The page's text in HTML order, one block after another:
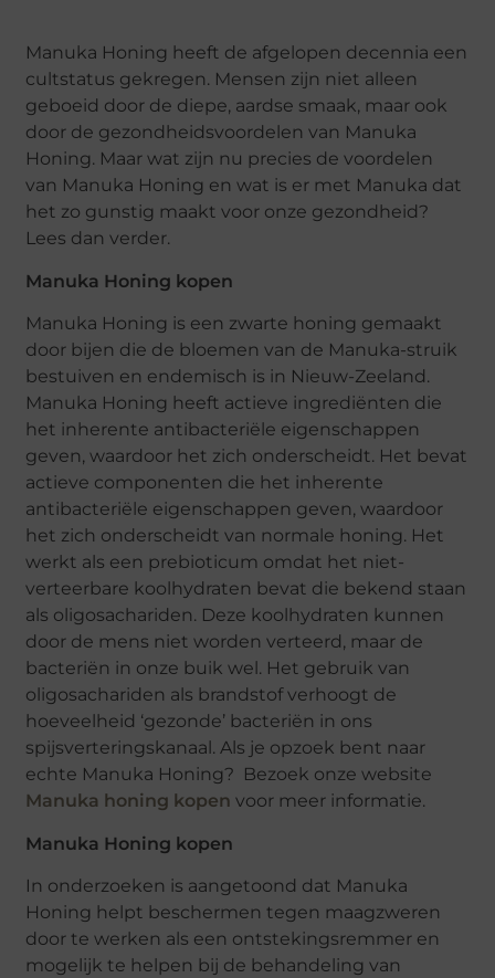
Manuka Honing heeft de afgelopen decennia een
cultstatus gekregen. Mensen zijn niet alleen
geboeid door de diepe, aardse smaak, maar ook
door de gezondheidsvoordelen van Manuka
Honing. Maar wat zijn nu precies de voordelen
van Manuka Honing en wat is er met Manuka dat
het zo gunstig maakt voor onze gezondheid?
Lees dan verder.
Manuka Honing kopen
Manuka Honing is een zwarte honing gemaakt
door bijen die de bloemen van de Manuka-struik
bestuiven en endemisch is in Nieuw-Zeeland.
Manuka Honing heeft actieve ingrediënten die
het inherente antibacteriële eigenschappen
geven, waardoor het zich onderscheidt. Het bevat
actieve componenten die het inherente
antibacteriële eigenschappen geven, waardoor
het zich onderscheidt van normale honing. Het
werkt als een prebioticum omdat het niet-
verteerbare koolhydraten bevat die bekend staan
als oligosachariden. Deze koolhydraten kunnen
door de mens niet worden verteerd, maar de
bacteriën in onze buik wel. Het gebruik van
oligosachariden als brandstof verhoogt de
hoeveelheid ‘gezonde’ bacteriën in ons
spijsverteringskanaal. Als je opzoek bent naar
echte Manuka Honing? Bezoek onze website
Manuka honing kopen voor meer informatie.
Manuka Honing kopen
In onderzoeken is aangetoond dat Manuka
Honing helpt beschermen tegen maagzweren
door te werken als een ontstekingsremmer en
mogelijk te helpen bij de behandeling van